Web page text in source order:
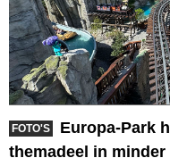
FOTO'S
Europa-Park
themadeel in